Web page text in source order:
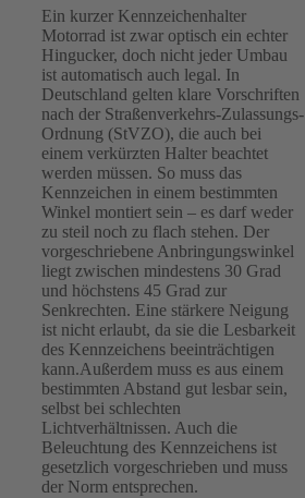
Ein kurzer Kennzeichenhalter
Motorrad ist zwar optisch ein echter
Hingucker, doch nicht jeder Umbau
ist automatisch auch legal. In
Deutschland gelten klare Vorschriften
nach der Straßenverkehrs-Zulassungs-
Ordnung (StVZO), die auch bei
einem verkürzten Halter beachtet
werden müssen. So muss das
Kennzeichen in einem bestimmten
Winkel montiert sein – es darf weder
zu steil noch zu flach stehen. Der
vorgeschriebene Anbringungswinkel
liegt zwischen mindestens 30 Grad
und höchstens 45 Grad zur
Senkrechten. Eine stärkere Neigung
ist nicht erlaubt, da sie die Lesbarkeit
des Kennzeichens beeinträchtigen
kann.Außerdem muss es aus einem
bestimmten Abstand gut lesbar sein,
selbst bei schlechten
Lichtverhältnissen. Auch die
Beleuchtung des Kennzeichens ist
gesetzlich vorgeschrieben und muss
der Norm entsprechen.